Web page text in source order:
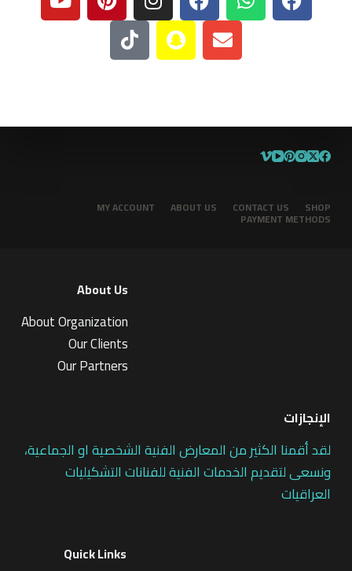
SHOP
CONTACT US
ABOUT US
MY ACCOUNT
PAYMENT METHODS
About Us
About Organization
Our Clients
Our Partners
الإنجازات
لقد أقمنا الكثير من المعارض الفنية الشخصية او الجماعية،
ونسعى لتقديم الخدمات الفنية للفنانات التشكيليات
العراقيات
Quick Links